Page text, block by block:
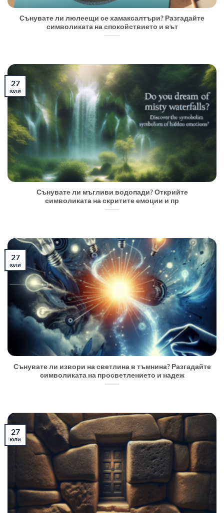
Сънувате ли люлеещи се хамаксалтъри? Разгадайте
символиката на спокойствието и вът
Сънувате ли мъгливи водопади? Открийте
символиката на скритите емоции и пр
27
юли
Сънувате ли извори на светлина в тъмнина? Разгадайте
символиката на просветлението и надеж
27
юли
27
юли